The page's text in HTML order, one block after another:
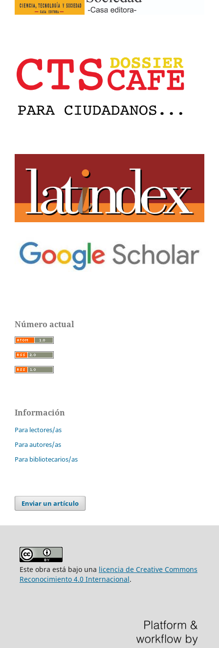
Número actual
Información
Para lectores/as
Para autores/as
Para bibliotecarios/as
Enviar un artículo
Este obra está bajo una licencia de Creative Commons
Reconocimiento 4.0 Internacional.